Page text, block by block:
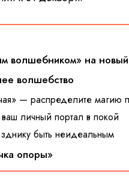
волшебником» на
волшебство
— распределите магию
личный портал в покой
быть неидеальным
опоры»